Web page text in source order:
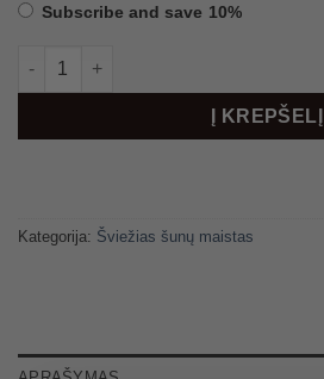
Subscribe and save 10%
produkto kiekis: BRUX MIX dėžė, 10 kg
Į KREPŠELĮ
Kategorija: Šviežias šunų maistas